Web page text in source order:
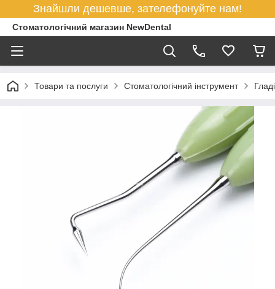
Знайшли дешевше, зателефонуйте нам!
Стоматологічний магазин NewDental
Товари та послуги Стоматологічний інструмент